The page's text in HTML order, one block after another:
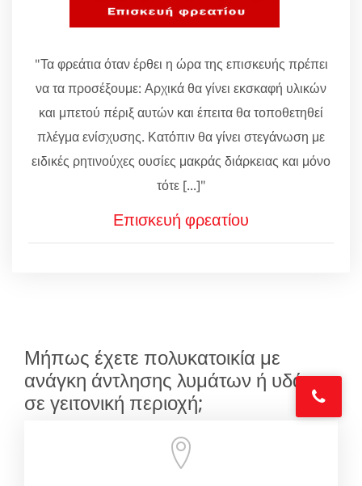
"Τα φρεάτια όταν έρθει η ώρα της επισκευής πρέπει
να τα προσέξουμε: Αρχικά θα γίνει εκσκαφή υλικών
και μπετού πέριξ αυτών και έπειτα θα τοποθετηθεί
πλέγμα ενίσχυσης. Κατόπιν θα γίνει στεγάνωση με
ειδικές ρητινούχες ουσίες μακράς διάρκειας και μόνο
τότε [...]"
Επισκευή φρεατίου
Μήπως έχετε πολυκατοικία με
ανάγκη άντλησης λυμάτων ή υδάτων
σε γειτονική περιοχή;